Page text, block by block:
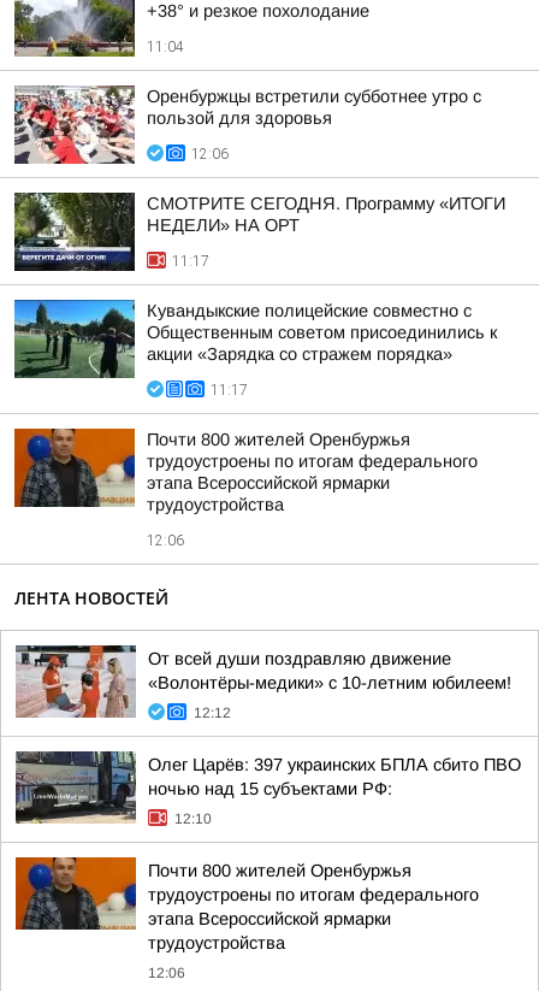
+38° и резкое похолодание
11:04
Оренбуржцы встретили субботнее утро с
пользой для здоровья
12:06
СМОТРИТЕ СЕГОДНЯ. Программу «ИТОГИ
НЕДЕЛИ» НА ОРТ
11:17
Кувандыкские полицейские совместно с
Общественным советом присоединились к
акции «Зарядка со стражем порядка»
11:17
Почти 800 жителей Оренбуржья
трудоустроены по итогам федерального
этапа Всероссийской ярмарки
трудоустройства
12:06
ЛЕНТА НОВОСТЕЙ
От всей души поздравляю движение
«Волонтёры-медики» с 10-летним юбилеем!
12:12
Олег Царёв: 397 украинских БПЛА сбито ПВО
ночью над 15 субъектами РФ:
12:10
Почти 800 жителей Оренбуржья
трудоустроены по итогам федерального
этапа Всероссийской ярмарки
трудоустройства
12:06